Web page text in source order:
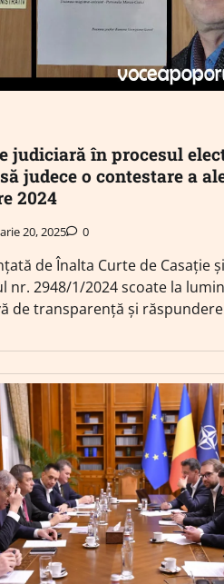
judiciară în procesul
judece o contestare a
2024
20, 2025 0
de Înalta Curte de Casație
nr. 2948/1/2024 scoate la
de transparență și